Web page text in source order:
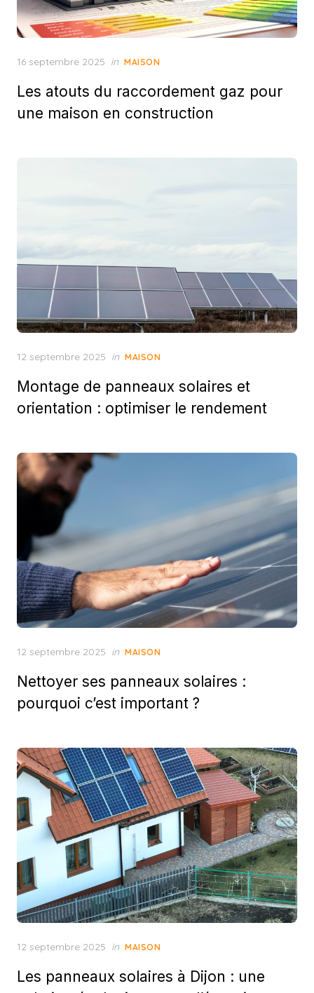
Posted
16 septembre 2025 in MAISON
Les atouts du raccordement gaz pour
une maison en construction
Posted
12 septembre 2025 in MAISON
Montage de panneaux solaires et
orientation : optimiser le rendement
Posted
12 septembre 2025 in MAISON
Nettoyer ses panneaux solaires :
pourquoi c’est important ?
Posted
12 septembre 2025 in MAISON
Les panneaux solaires à Dijon : une